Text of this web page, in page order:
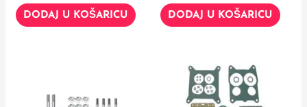
DODAJ U KOŠARICU DODAJ U KOŠARICU